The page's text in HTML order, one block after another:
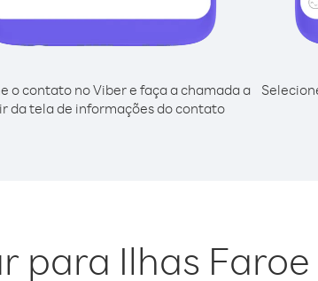
o contato no Viber e faça a chamada a
da tela de informações do contato
para Ilhas